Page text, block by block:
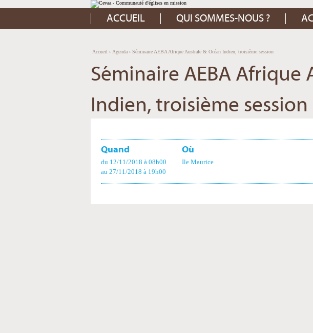
Aller
au
contenu.
Aller
à
Outils
personnels
ACCUEIL QUI SOMMES-NOUS ?
Accueil › Agenda › Séminaire AEBA Afrique Australe & Océan Indien, troisième session
Séminaire AEBA Afrique
Indien, troisième session
Quand
du 12/11/2018 à 08h00
au 27/11/2018 à 19h00
Où
Ile Maurice